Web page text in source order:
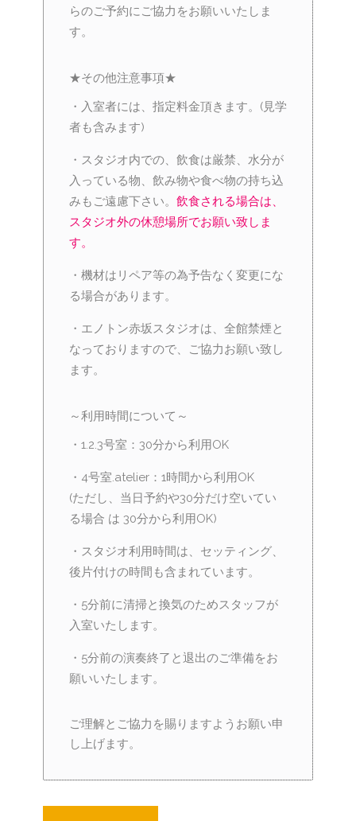
らのご予約にご協力をお願いいたしま
す。
★その他注意事項★
・入室者には、指定料金頂きます。(見学
者も含みます)
・スタジオ内での、飲食は厳禁、水分が
入っている物、飲み物や食べ物の持ち込
みもご遠慮下さい。 飲食される場合は、
スタジオ外の休憩場所でお願い致しま
す。
・機材はリペア等の為予告なく変更にな
る場合があります。
・エノトン赤坂スタジオは、全館禁煙と
なっておりますので、ご協力お願い致し
ます。
～利用時間について～
・1.2.3号室：30分から利用OK
・4号室.atelier：1時間から利用OK
(ただし、当日予約や30分だけ空いてい
る場合 は 30分から利用OK)
・スタジオ利用時間は、セッティング、
後片付けの時間も含まれています。
・5分前に清掃と換気のためスタッフが
入室いたします。
・5分前の演奏終了と退出のご準備をお
願いいたします。
ご理解とご協力を賜りますようお願い申
し上げます。